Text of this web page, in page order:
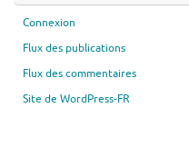
Connexion
Flux des publications
Flux des commentaires
Site de WordPress-FR